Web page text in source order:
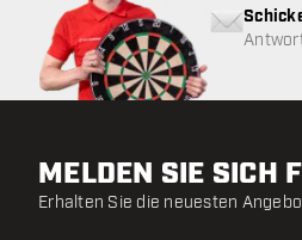
MELDEN SIE SICH
Erhalten Sie die neuesten